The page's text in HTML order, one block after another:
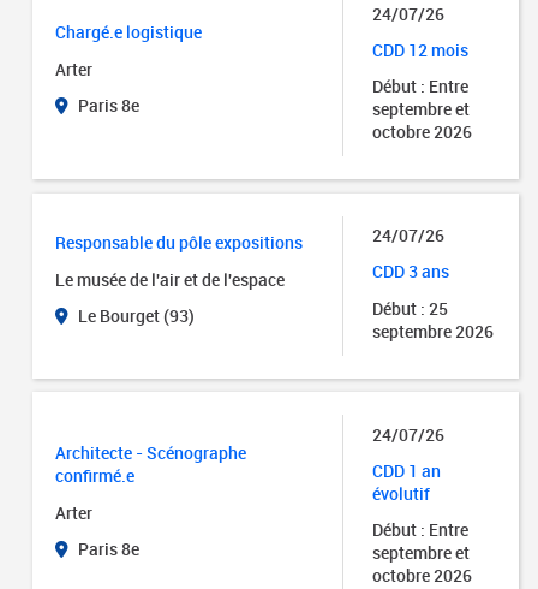
Chargé.e logistique
Arter
Paris 8e
24/07/26
CDD 12 mois
Début : Entre
septembre et
octobre 2026
Responsable du pôle expositions
Le musée de l'air et de l'espace
Le Bourget (93)
24/07/26
CDD 3 ans
Début : 25
septembre 2026
Architecte - Scénographe
confirmé.e
Arter
Paris 8e
24/07/26
CDD 1 an
évolutif
Début : Entre
septembre et
octobre 2026